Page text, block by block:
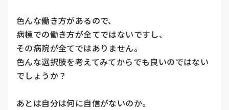
色んな働き方があるので、
病棟での働き方が全てではないですし、
その病院が全てではありません。
色んな選択肢を考えてみてからでも良いのではない
でしょうか？
あとは自分は何に自信がないのか。